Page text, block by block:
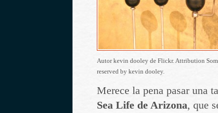
Autor kevin dooley de Flickr. Attribution
reserved by kevin dooley.
Merece la pena pasar una
Sea Life de Arizona, que